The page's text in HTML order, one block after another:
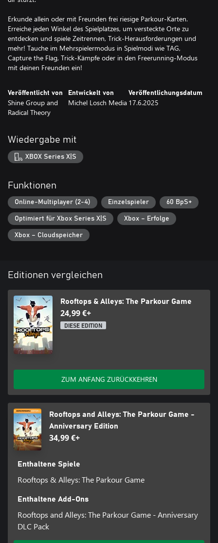
Erkunde allein oder mit Freunden frei riesige Parkour-Karten.
Erreiche jeden Winkel des Spielplatzes, um versteckte Orte zu
entdecken und spiele Zeitrennen, Trick-Herausforderungen und
mehr! Tauche im Mehrspielermodus in Spielmodi wie TAG,
Capture the Flag, Trick-Kämpfe oder in den Freerunning-Modus
mit deinen Freunden ein!
Veröffentlicht von
Shine Group and
Radical Theory
Entwickelt von
Michel Losch Media
Veröffentlichungsdatum
17.6.2025
Wiedergabe mit
XBOX Series X|S
Funktionen
Online-Multiplayer (2-4) Einzelspieler 60 BpS+
Optimiert für Xbox Series X|S Xbox – Erfolge
Xbox – Cloudspeicher
Editionen vergleichen
Rooftops & Alleys: The Parkour Game
24,99 €+
DIESE EDITION
ZUM ANFANG ZURÜCKKEHREN
Rooftops and Alleys: The Parkour Game -
Anniversary Edition
34,99 €+
Enthaltene Spiele
Rooftops & Alleys: The Parkour Game
Enthaltene Add-Ons
Rooftops and Alleys: The Parkour Game - Anniversary
DLC Pack